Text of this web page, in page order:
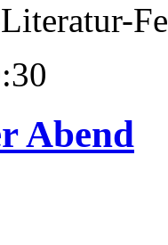
Abend